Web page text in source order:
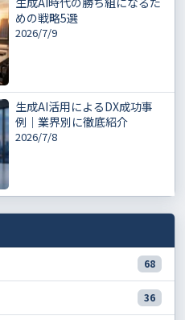
めの戦略5選
2026/7/9
生成AI活用によるDX成功事
例｜業界別に徹底紹介
2026/7/8
68
36